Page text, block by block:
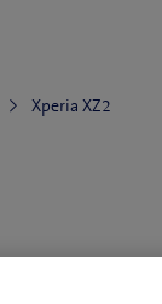
Xperia XZ2